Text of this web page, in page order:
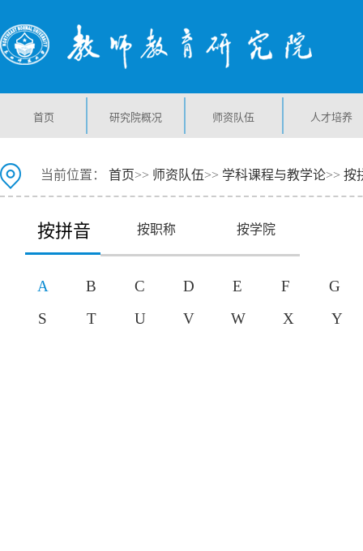
首页 研究院概况 师资队伍 人才培养
当前位置： 首页>> 师资队伍>> 学科课程与教学论>> 按
按拼音 按职称 按学院
A B C D E F
G
S
T U V W X Y